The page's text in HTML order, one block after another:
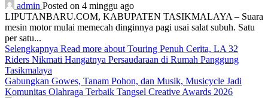
admin Posted on 4 minggu ago
LIPUTANBARU.COM, KABUPATEN TASIKMALAYA – Suara
mesin motor mulai memecah dinginnya pagi usai salat subuh. Satu
per satu...
Selengkapnya Read more about Touring Penuh Cerita, LA 32
Riders Nikmati Hangatnya Persaudaraan di Rumah Panggung
Tasikmalaya
Gabungkan Gowes, Tanam Pohon, dan Musik, Musicycle Jadi
Komunitas Olahraga Terbaik Tangsel Creative Awards 2026